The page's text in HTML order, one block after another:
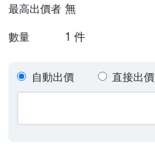
最高出價者 無
數量 1 件
自動出價 直接出價